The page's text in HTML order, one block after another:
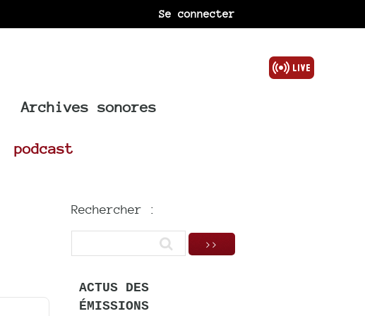
Se connecter
Archives sonores
podcast
Rechercher :
ACTUS DES
ÉMISSIONS